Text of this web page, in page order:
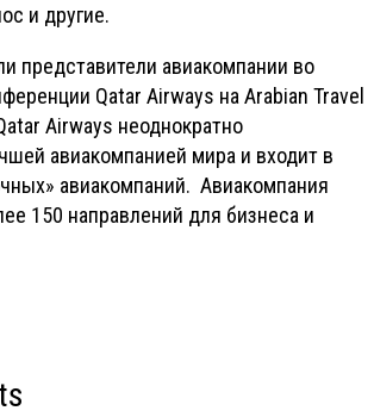
и другие.
представители авиакомпании во
Qatar Airways на Arabian Travel
Airways неоднократно
авиакомпанией мира и входит в
авиакомпаний. Авиакомпания
150 направлений для бизнеса и